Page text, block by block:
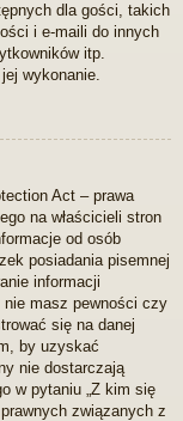
dla gości, takich
i e-maili do innych
itp.
wykonanie.
Act – prawa
na właścicieli stron
od osób
posiadania pisemnej
informacji
masz pewności czy
się na danej
by uzyskać
nie dostarczają
w pytaniu „Z kim się
związanych z